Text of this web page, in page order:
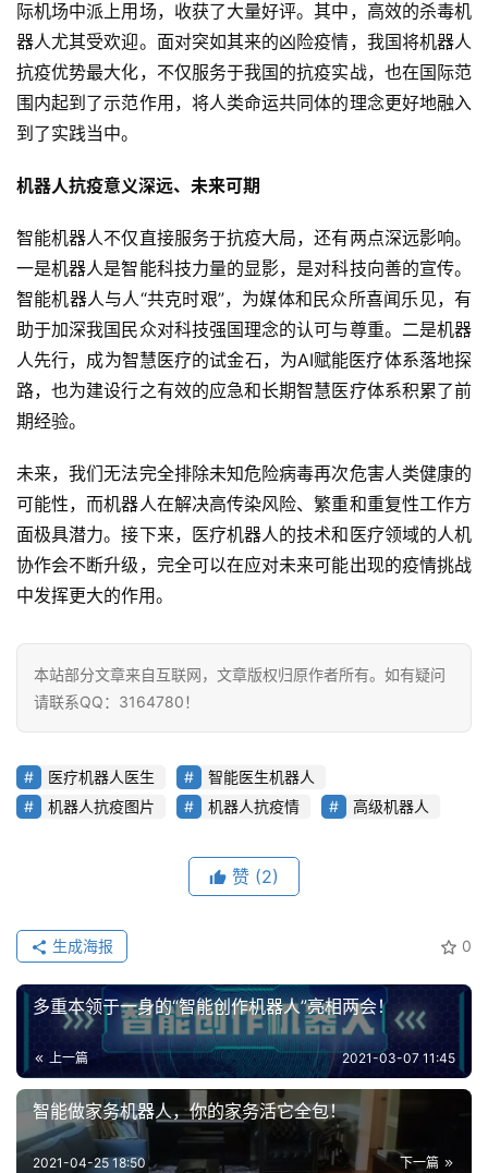
深
度
学
习
云
算
未
来
医
疗
能
驾
驶
智
慧
内
容
登录 注册
际机场中派上用场，收获了大量好评。其中，高效的杀毒机
器人尤其受欢迎。面对突如其来的凶险疫情，我国将机器人
抗疫优势最大化，不仅服务于我国的抗疫实战，也在国际范
围内起到了示范作用，将人类命运共同体的理念更好地融入
到了实践当中。
机器人抗疫意义深远、未来可期
智能机器人不仅直接服务于抗疫大局，还有两点深远影响。
一是机器人是智能科技力量的显影，是对科技向善的宣传。
智能机器人与人“共克时艰”，为媒体和民众所喜闻乐见，有
助于加深我国民众对科技强国理念的认可与尊重。二是机器
人先行，成为智慧医疗的试金石，为AI赋能医疗体系落地探
路，也为建设行之有效的应急和长期智慧医疗体系积累了前
期经验。
未来，我们无法完全排除未知危险病毒再次危害人类健康的
可能性，而机器人在解决高传染风险、繁重和重复性工作方
面极具潜力。接下来，医疗机器人的技术和医疗领域的人机
协作会不断升级，完全可以在应对未来可能出现的疫情挑战
中发挥更大的作用。
本站部分文章来自互联网，文章版权归原作者所有。如有疑问
请联系QQ：3164780！
医疗机器人医生
智能医生机器人
机器人抗疫图片
机器人抗疫情 高级机器人
赞 (2)
0
生成海报
多重本领于一身的“智能创作机器人”亮相两会！
上一篇 2021-03-07 11:45
智能做家务机器人，你的家务活它全包！
下一篇
2021-04-25 18:50